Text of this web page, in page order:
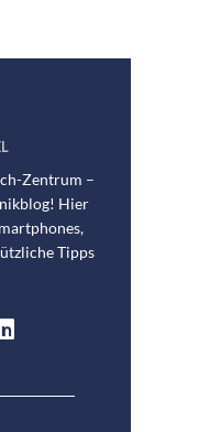
Zentrum –
Hier
Tipps